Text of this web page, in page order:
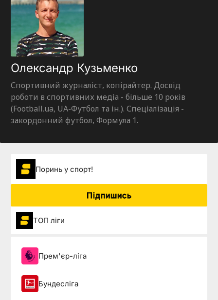
Олександр Кузьменко
Спортивний журналіст, копірайтер. Досвід
роботи в спортивних медіа - більше 10 років
(Football.ua, UA-Футбол та ін.). Спеціалізація -
закордонний футбол, Формула 1.
Поринь у спорт!
Підпишись
ТОП ліги
Прем'єр-ліга
Бундесліга